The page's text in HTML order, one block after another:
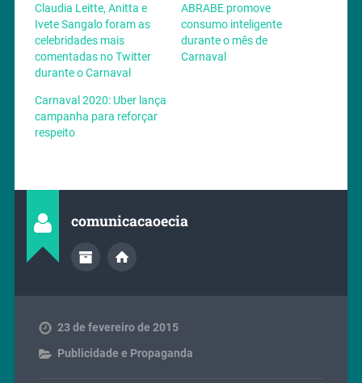
Claudia Leitte, Anitta e
Ivete Sangalo foram as
celebridades mais
comentadas no Twitter
durante o Carnaval
ABRABE promove
consumo inteligente
durante o mês de
Carnaval
Carnaval 2020: Uber lança
campanha para reforçar
respeito
comunicacaoecia
23 de fevereiro de 2015
Publicidade e Propaganda